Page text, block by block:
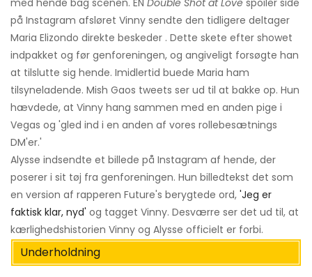
på Instagram afsløret Vinny sendte den tidligere deltager
Maria Elizondo direkte beskeder . Dette skete efter showet
indpakket og før genforeningen, og angiveligt forsøgte han
at tilslutte sig hende. Imidlertid buede Maria ham
tilsyneladende. Mish Gaos tweets ser ud til at bakke op. Hun
hævdede, at Vinny hang sammen med en anden pige i
Vegas og 'gled ind i en anden af ​​vores rollebesætnings
DM'er.'
Alysse indsendte et billede på Instagram af hende, der
poserer i sit tøj fra genforeningen. Hun billedtekst det som
en version af rapperen Future's berygtede ord, 'Jeg er
faktisk klar, nyd' og tagget Vinny. Desværre ser det ud til, at
kærlighedshistorien Vinny og Alysse officielt er forbi.
Underholdning